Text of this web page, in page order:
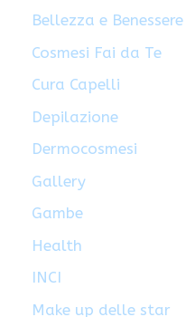
Bellezza e Benessere
Cosmesi Fai da Te
Cura Capelli
Depilazione
Dermocosmesi
Gallery
Gambe
Health
INCI
Make up delle star